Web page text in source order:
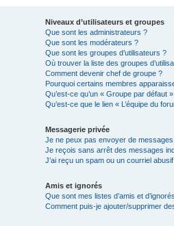
Niveaux d’utilisateurs et groupes
Que sont les administrateurs ?
Que sont les modérateurs ?
Que sont les groupes d’utilisateurs ?
Où trouver la liste des groupes
Comment devenir chef de groupe ?
Pourquoi certains membres
Qu’est-ce qu’un « Groupe par défaut
Qu’est-ce que le lien « L’équipe du
Messagerie privée
Je ne peux pas envoyer de
Je reçois sans arrêt des messages
J’ai reçu un spam ou un courriel
Amis et ignorés
Que sont mes listes d’amis et
Comment puis-je ajouter/supprimer